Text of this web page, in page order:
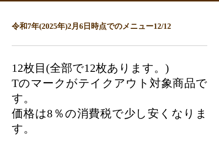
令和7年(2025年)2月6日時点でのメニュー12/12
12枚目(全部で12枚あります。)
Tのマークがテイクアウト対象商品で
す。
価格は8％の消費税で少し安くなりま
す。